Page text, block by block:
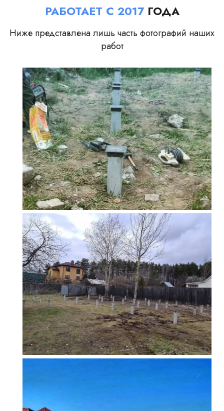
РАБОТАЕТ С 2017ГОДА
Ниже представлена лишь часть фотографий наших
работ